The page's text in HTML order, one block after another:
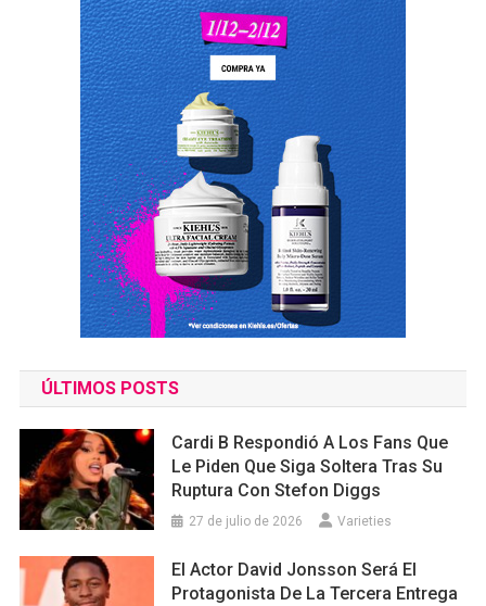
ÚLTIMOS POSTS
Cardi B Respondió A Los Fans Que
Le Piden Que Siga Soltera Tras Su
Ruptura Con Stefon Diggs
27 de julio de 2026 Varieties
El Actor David Jonsson Será El
Protagonista De La Tercera Entrega